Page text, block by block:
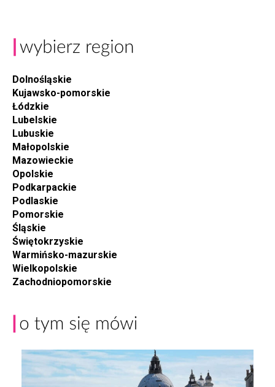
Dolnośląskie
Kujawsko-pomorskie
Łódzkie
Lubelskie
Lubuskie
Małopolskie
Mazowieckie
Opolskie
Podkarpackie
Podlaskie
Pomorskie
Śląskie
Świętokrzyskie
Warmińsko-mazurskie
Wielkopolskie
Zachodniopomorskie